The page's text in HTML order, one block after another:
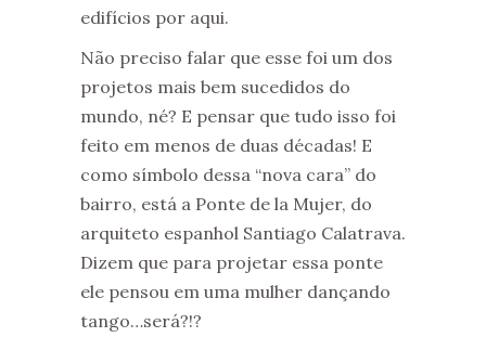
edifícios por aqui.
Não preciso falar que esse foi um dos
projetos mais bem sucedidos do
mundo, né? E pensar que tudo isso foi
feito em menos de duas décadas! E
como símbolo dessa “nova cara” do
bairro, está a Ponte de la Mujer, do
arquiteto espanhol Santiago Calatrava.
Dizem que para projetar essa ponte
ele pensou em uma mulher dançando
tango…será?!?